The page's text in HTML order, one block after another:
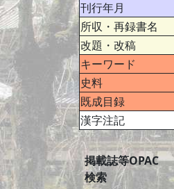
刊行年月
所収・再録書名
改題・改稿
キーワード
史料
既成目録
漢字注記
掲載誌等OPAC
検索